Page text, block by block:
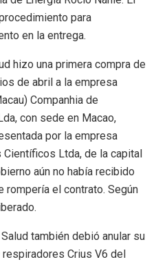
para
en la entrega.
hizo una primera compra de
de abril a la empresa
Companhia de
con sede en Macao,
por la empresa
Ltda, de la capital
aún no había recibido
rompería el contrato. Según
también debió anular su
Crius V6 del